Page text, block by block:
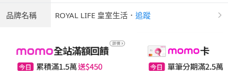
品牌名稱 ROYAL LIFE 皇室生活 ． 追蹤